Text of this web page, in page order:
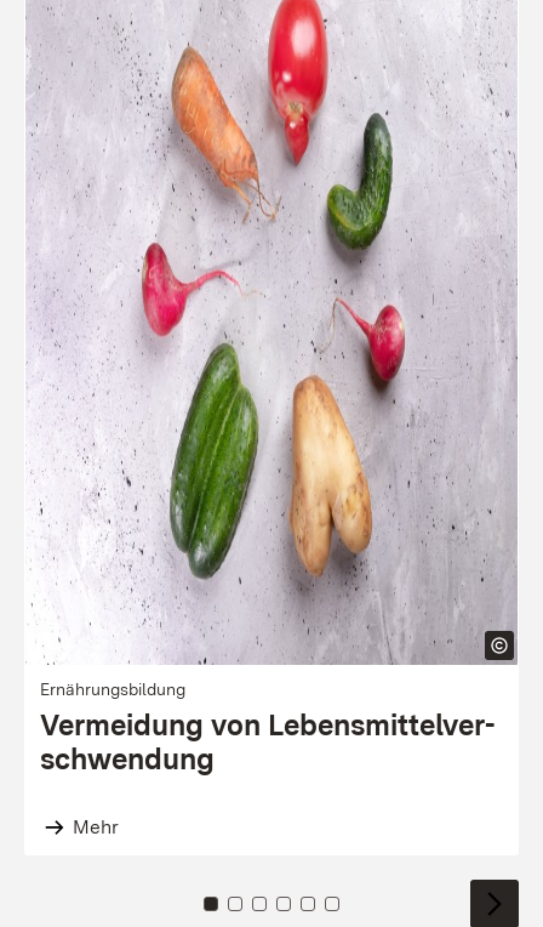
Ernährungsbildung
Vermeidung von Lebens­mittel­ver­
schwendung
Mehr
Zu Kachel: 0
Zu Kachel: 1
Zu Kachel: 2
Zu Kachel: 3
Zu Kachel: 4
Zu Kachel: 5